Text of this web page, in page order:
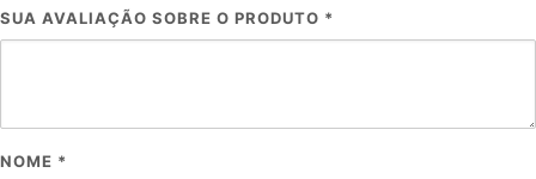
SUA AVALIAÇÃO SOBRE O PRODUTO *
NOME *